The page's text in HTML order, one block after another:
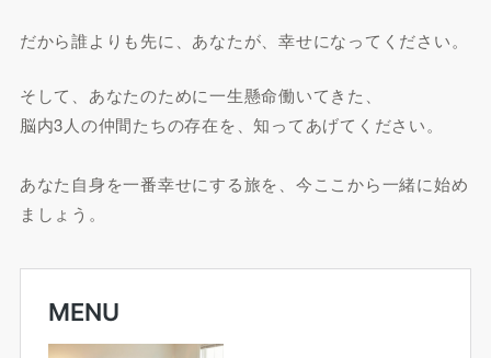
だから誰よりも先に、あなたが、幸せになってください。
そして、あなたのために一生懸命働いてきた、
脳内3人の仲間たちの存在を、知ってあげてください。
あなた自身を一番幸せにする旅を、今ここから一緒に始め
ましょう。